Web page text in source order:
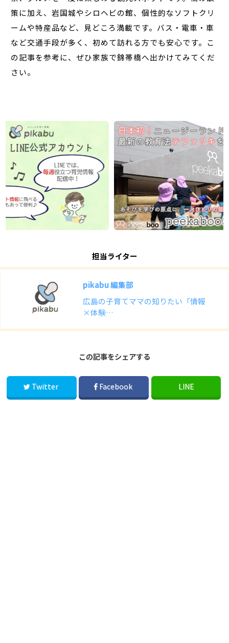
策に加え、岩国城やシロヘビの館、個性的なソフトクリ
ームや特産品など、見どころ満載です。バス・電車・車
など交通手段が多く、初めて訪れる方でも安心です。こ
の記事を参考に、ぜひ家族で錦帯橋へ出かけてみてくだ
さい。
担当ライター
pikabu 編集部
広島の子育てママの知りたい「情報
×体験…
この記事をシェアする
Twitter Facebook LINE